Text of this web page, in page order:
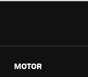
MOTOR